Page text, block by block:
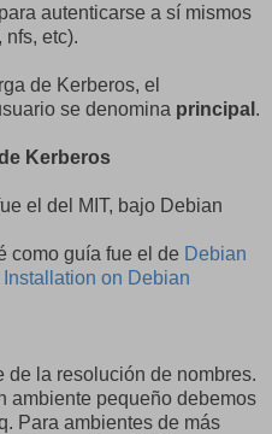
autenticarse a sí mismos
nfs, etc).
de Kerberos, el
se denomina principal .
Kerberos
el del MIT, bajo Debian
como guía fue el de Debian
on Debian
de la resolución de nombres.
ambiente pequeño debemos
Para ambientes de más